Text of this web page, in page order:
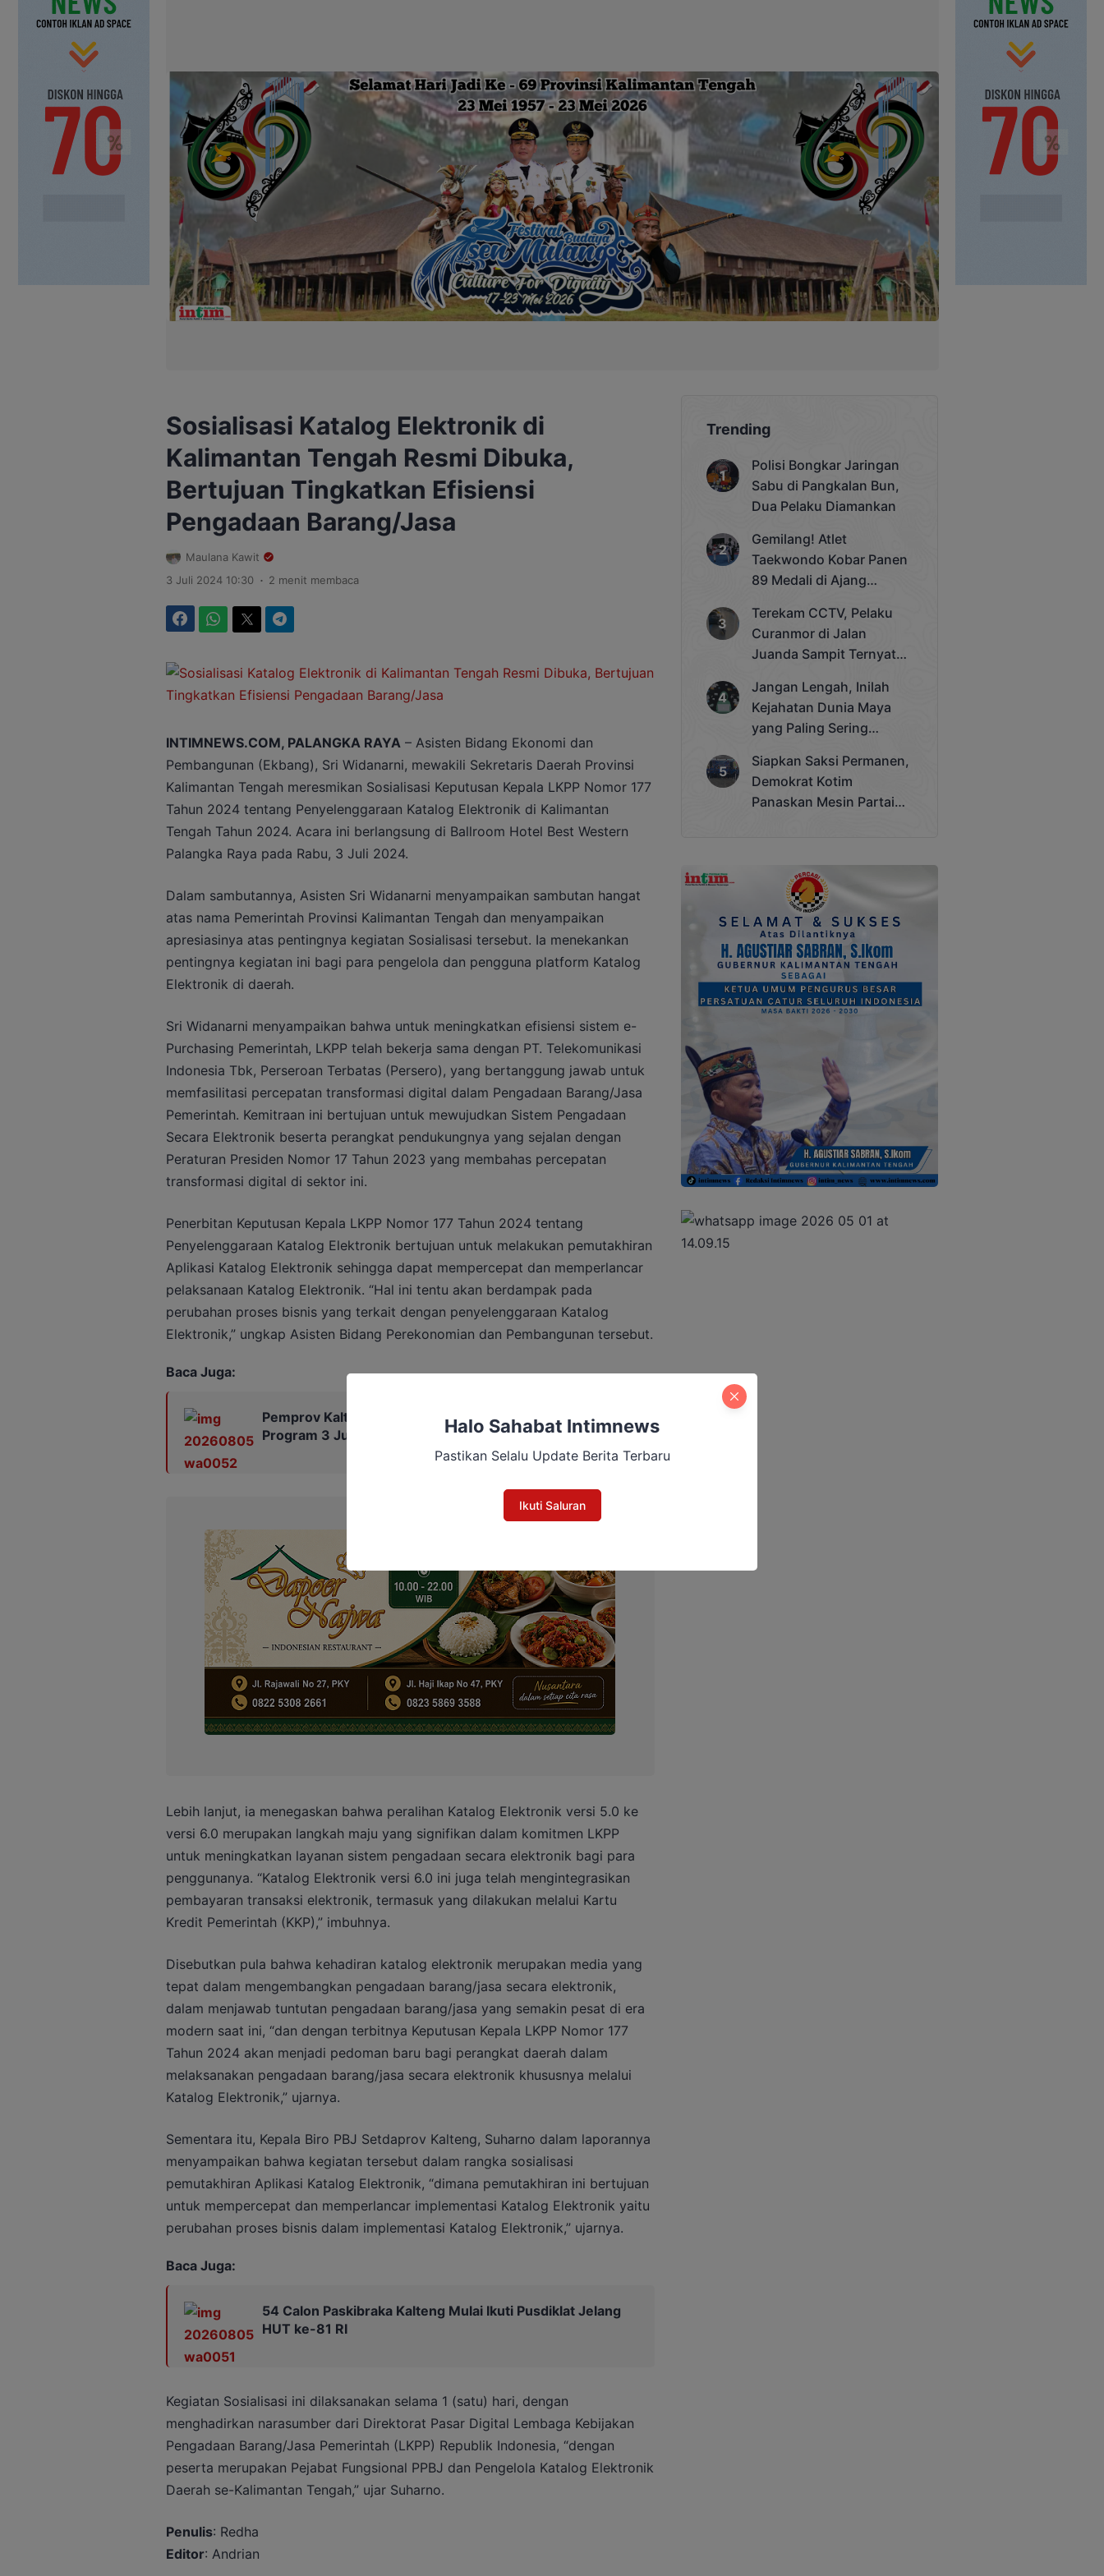
Sosialisasi Katalog Elektronik di
Kalimantan Tengah Resmi Dibuka,
Bertujuan Tingkatkan Efisiensi
Pengadaan Barang/Jasa
Maulana Kawit
3 Juli 2024 10:30 . 2 menit membaca
INTIMNEWS.COM, PALANGKA RAYA – Asisten Bidang Ekonomi dan
Pembangunan (Ekbang), Sri Widanarni, mewakili Sekretaris Daerah Provinsi
Kalimantan Tengah meresmikan Sosialisasi Keputusan Kepala LKPP Nomor 177
Tahun 2024 tentang Penyelenggaraan Katalog Elektronik di Kalimantan
Tengah Tahun 2024. Acara ini berlangsung di Ballroom Hotel Best Western
Palangka Raya pada Rabu, 3 Juli 2024.
Dalam sambutannya, Asisten Sri Widanarni menyampaikan sambutan hangat
atas nama Pemerintah Provinsi Kalimantan Tengah dan menyampaikan
apresiasinya atas pentingnya kegiatan Sosialisasi tersebut. Ia menekankan
pentingnya kegiatan ini bagi para pengelola dan pengguna platform Katalog
Elektronik di daerah.
Sri Widanarni menyampaikan bahwa untuk meningkatkan efisiensi sistem e-
Purchasing Pemerintah, LKPP telah bekerja sama dengan PT. Telekomunikasi
Indonesia Tbk, Perseroan Terbatas (Persero), yang bertanggung jawab untuk
memfasilitasi percepatan transformasi digital dalam Pengadaan Barang/Jasa
Pemerintah. Kemitraan ini bertujuan untuk mewujudkan Sistem Pengadaan
Secara Elektronik beserta perangkat pendukungnya yang sejalan dengan
Peraturan Presiden Nomor 17 Tahun 2023 yang membahas percepatan
transformasi digital di sektor ini.
Penerbitan Keputusan Kepala LKPP Nomor 177 Tahun 2024 tentang
Penyelenggaraan Katalog Elektronik bertujuan untuk melakukan pemutakhiran
Aplikasi Katalog Elektronik sehingga dapat mempercepat dan memperlancar
pelaksanaan Katalog Elektronik. “Hal ini tentu akan berdampak pada
perubahan proses bisnis yang terkait dengan penyelenggaraan Katalog
Elektronik,” ungkap Asisten Bidang Perekonomian dan Pembangunan tersebut.
Baca Juga:
Pemprov Kalteng Sesuaikan Regulasi untuk Dukung
Program 3 Juta Rumah
Lebih lanjut, ia menegaskan bahwa peralihan Katalog Elektronik versi 5.0 ke
versi 6.0 merupakan langkah maju yang signifikan dalam komitmen LKPP
untuk meningkatkan layanan sistem pengadaan secara elektronik bagi para
penggunanya. “Katalog Elektronik versi 6.0 ini juga telah mengintegrasikan
pembayaran transaksi elektronik, termasuk yang dilakukan melalui Kartu
Kredit Pemerintah (KKP),” imbuhnya.
Disebutkan pula bahwa kehadiran katalog elektronik merupakan media yang
tepat dalam mengembangkan pengadaan barang/jasa secara elektronik,
dalam menjawab tuntutan pengadaan barang/jasa yang semakin pesat di era
modern saat ini, “dan dengan terbitnya Keputusan Kepala LKPP Nomor 177
Tahun 2024 akan menjadi pedoman baru bagi perangkat daerah dalam
melaksanakan pengadaan barang/jasa secara elektronik khususnya melalui
Katalog Elektronik,” ujarnya.
Sementara itu, Kepala Biro PBJ Setdaprov Kalteng, Suharno dalam laporannya
menyampaikan bahwa kegiatan tersebut dalam rangka sosialisasi
pemutakhiran Aplikasi Katalog Elektronik, “dimana pemutakhiran ini bertujuan
untuk mempercepat dan memperlancar implementasi Katalog Elektronik yaitu
perubahan proses bisnis dalam implementasi Katalog Elektronik,” ujarnya.
Baca Juga:
54 Calon Paskibraka Kalteng Mulai Ikuti Pusdiklat Jelang
HUT ke-81 RI
Kegiatan Sosialisasi ini dilaksanakan selama 1 (satu) hari, dengan
menghadirkan narasumber dari Direktorat Pasar Digital Lembaga Kebijakan
Pengadaan Barang/Jasa Pemerintah (LKPP) Republik Indonesia, “dengan
peserta merupakan Pejabat Fungsional PPBJ dan Pengelola Katalog Elektronik
Daerah se-Kalimantan Tengah,” ujar Suharno.
Penulis: Redha
Editor: Andrian
Trending
Polisi Bongkar Jaringan
Sabu di Pangkalan Bun,
Dua Pelaku Diamankan
Gemilang! Atlet
Taekwondo Kobar Panen
89 Medali di Ajang
Cup 2025
Terekam CCTV, Pelaku
Curanmor di Jalan
Juanda Sampit Ternyata
Jangan Lengah, Inilah
Kejahatan Dunia Maya
yang Paling Sering
Siapkan Saksi Permanen,
Demokrat Kotim
Panaskan Mesin Partai
Halo Sahabat Intimnews
Pastikan Selalu Update Berita Terbaru
Ikuti Saluran